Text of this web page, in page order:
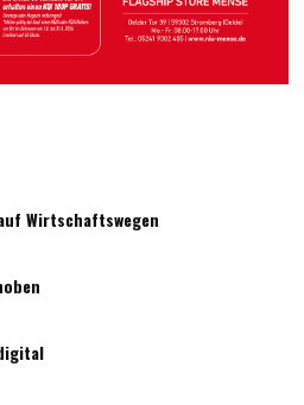
Wirtschaftswegen